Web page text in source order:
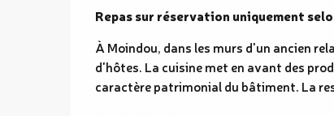
Repas sur réservation uniquement
À Moindou, dans les murs d'un ancien
d'hôtes. La cuisine met en avant des
caractère patrimonial du bâtiment. La